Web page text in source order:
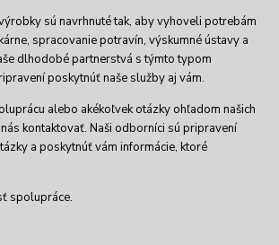
sú navrhnuté tak, aby vyhoveli potrebám
spracovanie potravín, výskumné ústavy a
dlhodobé partnerstvá s týmto typom
poskytnúť naše služby aj vám.
alebo akékoľvek otázky ohľadom našich
kontaktovať. Naši odborníci sú pripravení
a poskytnúť vám informácie, ktoré
spolupráce.